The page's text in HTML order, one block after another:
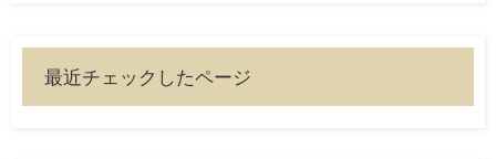
最近チェックしたページ